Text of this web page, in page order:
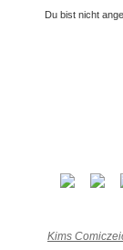
Du bist nicht
Kims